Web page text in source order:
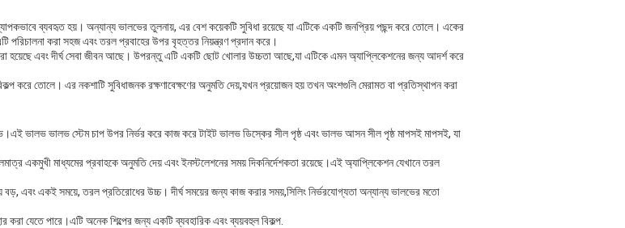
ব্যবহৃত হয়। অন্যান্য ভালভের তুলনায়, এর বেশ কয়েকটি সুবিধা রয়েছে যা এটিকে একটি জনপ্রিয় পছন্দ করে তোলে। একের
পরিচালনা করা সহজ এবং তরল প্রবাহের উপর বৃহত্তর নিয়ন্ত্রণ প্রদান করে।
এবং দীর্ঘ সেবা জীবন আছে। উপরন্তু এটি একটি ছোট খোলার উচ্চতা আছে,যা এটিকে এমন অ্যাপ্লিকেশনের জন্য আদর্শ করে
করে তোলে। এর নকশাটি সুবিধাজনক রক্ষণাবেক্ষণের অনুমতি দেয়,যখন প্রয়োজন হয় তখন অংশগুলি মেরামত বা প্রতিস্থাপন করা
ভালভ ভালভ স্টেম চাপ উপর নির্ভর করে কাজ করে টাইট ভালভ ডিস্কের সীল পৃষ্ঠ এবং ভালভ আসন সীল পৃষ্ঠ মাপসই মাপসই, যা
একমুখী মাধ্যমের প্রবাহকে অনুমতি দেয় এবং ইনস্টলেশনের সময় দিকনির্দেশকতা রয়েছে।এই অ্যাপ্লিকেশন যেখানে তরল
বড়, এবং একই সময়ে, তরল প্রতিরোধের উচ্চ। দীর্ঘ সময়ের জন্য কাজ করার সময়,সিলিং নির্ভরযোগ্যতা অন্যান্য ভালভের মতো
যেতে পারে।এটি অনেক শিল্পের জন্য একটি ব্যবহারিক এবং ব্যয়বহুল বিকল্প.